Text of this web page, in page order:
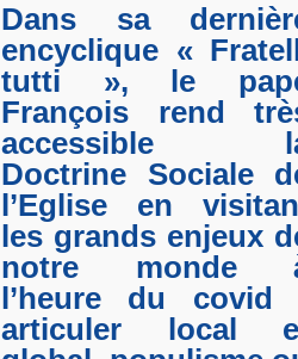
Dans sa
encyclique «
tutti », le
François rend
accessible
Doctrine Sociale
l’Eglise en
les grands enjeux
notre monde
l’heure du covid
articuler local